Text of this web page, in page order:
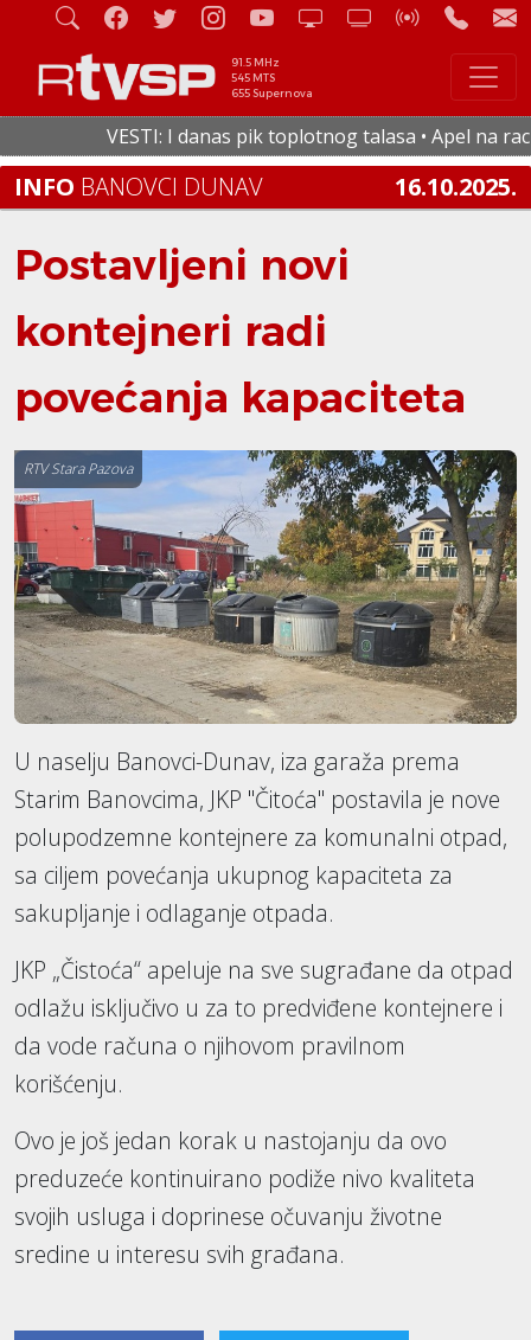
91.5 MHz
545 MTS
655 Supernova
VESTI: I danas pik toplotnog talasa • Apel na
INFO BANOVCI DUNAV 16.10.2025.
Postavljeni novi
kontejneri radi
povećanja kapaciteta
RTV Stara Pazova
U naselju Banovci-Dunav, iza garaža prema
Starim Banovcima, JKP "Čitoća" postavila je nove
polupodzemne kontejnere za komunalni otpad,
sa ciljem povećanja ukupnog kapaciteta za
sakupljanje i odlaganje otpada.
JKP „Čistoća“ apeluje na sve sugrađane da otpad
odlažu isključivo u za to predviđene kontejnere i
da vode računa o njihovom pravilnom
korišćenju.
Ovo je još jedan korak u nastojanju da ovo
preduzeće kontinuirano podiže nivo kvaliteta
svojih usluga i doprinese očuvanju životne
sredine u interesu svih građana.